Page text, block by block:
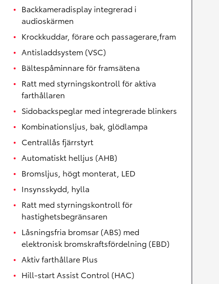
Backkameradisplay integrerad i
audioskärmen
Krockkuddar, förare och passagerare,fram
Antisladdsystem (VSC)
Bältespåminnare för framsätena
Ratt med styrningskontroll för aktiva
farthållaren
Sidobackspeglar med integrerade blinkers
Kombinationsljus, bak, glödlampa
Centrallås fjärrstyrt
Automatiskt helljus (AHB)
Bromsljus, högt monterat, LED
Insynsskydd, hylla
Ratt med styrningskontroll för
hastighetsbegränsaren
Låsningsfria bromsar (ABS) med
elektronisk bromskraftsfördelning (EBD)
Aktiv farthållare Plus
Hill-start Assist Control (HAC)